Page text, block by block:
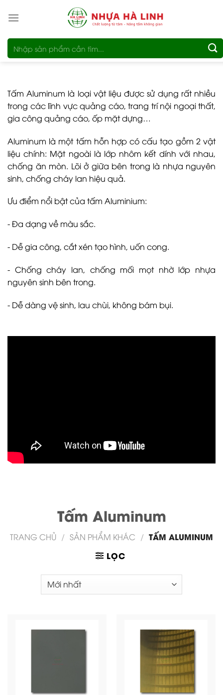
qua
dungTìm
kiếm:
Tấm Aluminum là loại vật liệu được sử dụng rất nhiều
trong các lĩnh vực quảng cáo, trang trí nội ngoại thất,
gia công quảng cáo, ốp mặt dựng…
Aluminum là một tấm hỗn hợp có cấu tạo gồm 2 vật
liệu chính: Mặt ngoài là lớp nhôm kết dính với nhau,
chống ăn mòn. Lõi ở giữa bên trong là nhựa nguyên
sinh, chống cháy lan hiệu quả.
Ưu điểm nổi bật của tấm Aluminium:
- Đa dạng về màu sắc.
- Dễ gia công, cắt xén tạo hình, uốn cong.
- Chống cháy lan, chống mối mọt nhờ lớp nhựa
nguyên sinh bên trong.
- Dễ dàng vệ sinh, lau chùi, không bám bụi.
Tấm Aluminum
TRANG CHỦ / SẢN PHẨM KHÁC / TẤM ALUMINUM
LỌC